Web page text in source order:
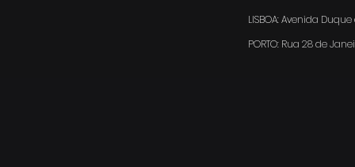
LISBOA: Avenida
PORTO: Rua 28 de